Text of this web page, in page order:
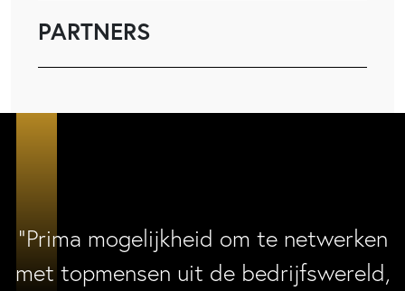
PARTNERS
“Prima mogelijkheid om te netwerken
met topmensen uit de bedrijfswereld,